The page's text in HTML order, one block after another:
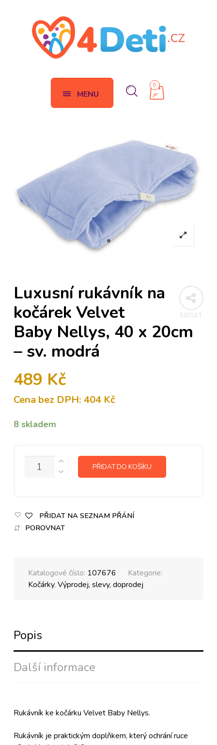
MENU
0
SDÍLET
Luxusní rukávník na
kočárek Velvet
Baby Nellys, 40 x 20cm
– sv. modrá
489 Kč
Cena bez DPH:404 Kč
8 skladem
MNOŽSTVÍ PŘIDAT DO KOŠÍKU
PŘIDAT NA SEZNAM PŘÁNÍ
POROVNAT
Katalogové číslo: 107676
Kategorie:
Kočárky,Výprodej, slevy, doprodej
Popis
Další informace
Rukávník ke kočárku Velvet Baby Nellys.
Rukávník je praktickým doplňkem, který ochrání ruce